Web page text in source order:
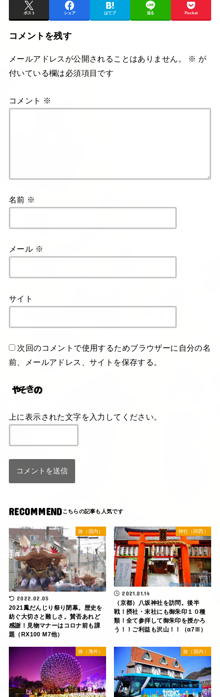
ポスト シェア はてブ 送る Pocket
コメントを残す
メールアドレスが公開されることはありません。 ※ が
付いている欄は必須項目です
コメント ※
名前 ※
メール ※
サイト
次回のコメントで使用するためブラウザーに自分の名
前、メールアドレス、サイトを保存する。
上に表示された文字を入力してください。
RECOMMEND
旅（国内）
2022.02.05
2021鳳だんじり祭り閉幕。歴史を
紡ぐ大切さと難しさ。賛否あれど
感謝！見物マナーはコロナ前も課
題（RX100 M7他）
神社（関西）
2021.01.14
（京都）八坂神社を訪問。後半
戦！摂社・末社にも御朱印１０種
類！全て参拝して御朱印を授かろ
う！！ご利益も沢山！！（α7Ⅲ）
旅（海外） 旅（国内）